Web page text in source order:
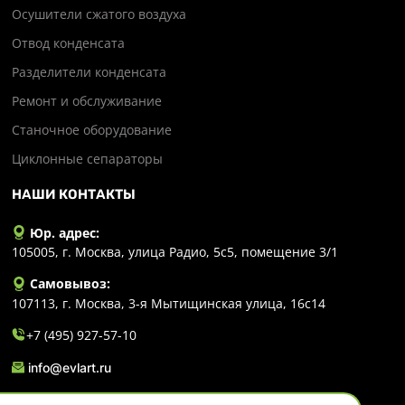
Осушители сжатого воздуха
Отвод конденсата
Разделители конденсата
Ремонт и обслуживание
Станочное оборудование
Циклонные сепараторы
НАШИ КОНТАКТЫ
Юр. адрес:
105005, г. Москва, улица Радио, 5с5, помещение 3/1
Самовывоз:
107113, г. Москва, 3-я Мытищинская улица, 16с14
+7 (495) 927-57-10
info@evlart.ru